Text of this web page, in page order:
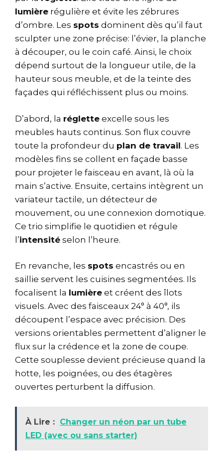
lumière régulière et évite les zébrures
d’ombre. Les spots dominent dès qu’il faut
sculpter une zone précise: l’évier, la planche
à découper, ou le coin café. Ainsi, le choix
dépend surtout de la longueur utile, de la
hauteur sous meuble, et de la teinte des
façades qui réfléchissent plus ou moins.
D’abord, la réglette excelle sous les
meubles hauts continus. Son flux couvre
toute la profondeur du plan de travail. Les
modèles fins se collent en façade basse
pour projeter le faisceau en avant, là où la
main s’active. Ensuite, certains intègrent un
variateur tactile, un détecteur de
mouvement, ou une connexion domotique.
Ce trio simplifie le quotidien et régule
l’intensité selon l’heure.
En revanche, les spots encastrés ou en
saillie servent les cuisines segmentées. Ils
focalisent la lumière et créent des îlots
visuels. Avec des faisceaux 24° à 40°, ils
découpent l’espace avec précision. Des
versions orientables permettent d’aligner le
flux sur la crédence et la zone de coupe.
Cette souplesse devient précieuse quand la
hotte, les poignées, ou des étagères
ouvertes perturbent la diffusion.
À Lire : Changer un néon par un tube
LED (avec ou sans starter)